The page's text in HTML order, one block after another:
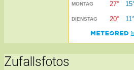
Zufallsfotos